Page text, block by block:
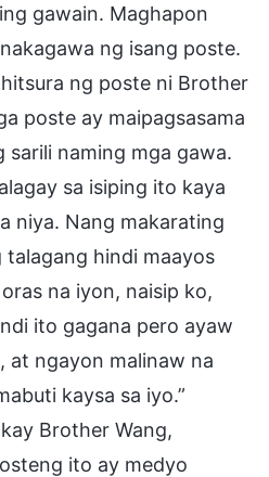
gawain. Maghapon
ng isang poste.
ng poste ni Brother
poste ay maipagsasama
sarili naming mga gawa.
sa isiping ito kaya
niya. Nang makarating
hindi maayos
na iyon, naisip ko,
ito gagana pero ayaw
at ngayon malinaw na
kaysa sa iyo.”
Brother Wang,
ito ay medyo